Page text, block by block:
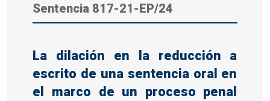
Sentencia 817-21-EP/24
La dilación en la reducción a
escrito de una sentencia oral en
el marco de un proceso penal